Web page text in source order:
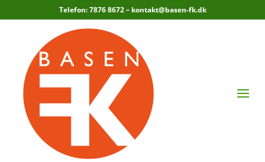
Telefon: 7876 8672 – kontakt@basen-fk.dk